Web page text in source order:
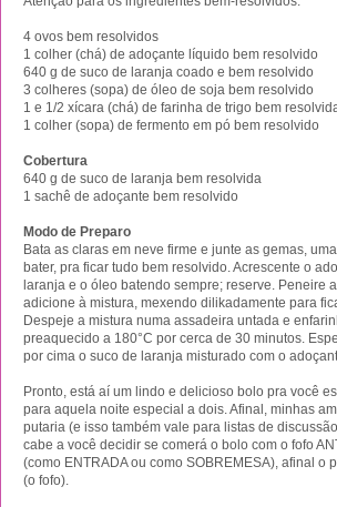
4 ovos bem resolvidos
1 colher (chá) de adoçante líquido bem resolvido
640 g de suco de laranja coado e bem resolvido
3 colheres (sopa) de óleo de soja bem resolvido
1 e 1/2 xícara (chá) de farinha de trigo bem
1 colher (sopa) de fermento em pó bem resolvido
Cobertura
640 g de suco de laranja bem resolvida
1 sachê de adoçante bem resolvido
Modo de Preparo
Bata as claras em neve firme e junte as gemas,
bater, pra ficar tudo bem resolvido. Acrescente o
laranja e o óleo batendo sempre; reserve. Peneire
adicione à mistura, mexendo dilikadamente para
Despeje a mistura numa assadeira untada e
preaquecido a 180°C por cerca de 30 minutos.
por cima o suco de laranja misturado com o
Pronto, está aí um lindo e delicioso bolo pra você
para aquela noite especial a dois. Afinal, minhas
putaria (e isso também vale para listas de
cabe a você decidir se comerá o bolo com o fofo
(como ENTRADA ou como SOBREMESA), afinal o
(o fofo).